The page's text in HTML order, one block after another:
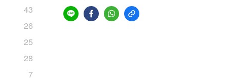
43
26
25
28
7